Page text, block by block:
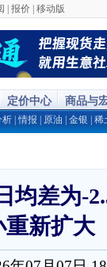
报价 移动版
定价中心 商品与
析 |情报 原油 金银 稀
均差为-
重新扩大